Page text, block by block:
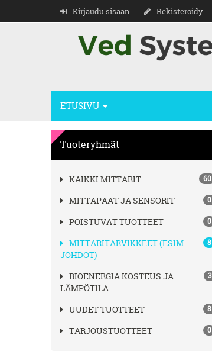
Kirjaudu sisään Rekisteröidy
ETUSIVU
Tuoteryhmät
60
KAIKKI MITTARIT
0
MITTAPÄÄT JA SENSORIT
0
POISTUVAT TUOTTEET
8
MITTARITARVIKKEET (ESIM
JOHDOT)
3
BIOENERGIA KOSTEUS JA
LÄMPÖTILA
8
UUDET TUOTTEET
0
TARJOUSTUOTTEET